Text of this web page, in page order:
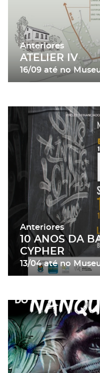
ATELIER IV
Anteriores
16/09 até no
10 ANOS DA
CYPHER
Anteriores
13/04até no